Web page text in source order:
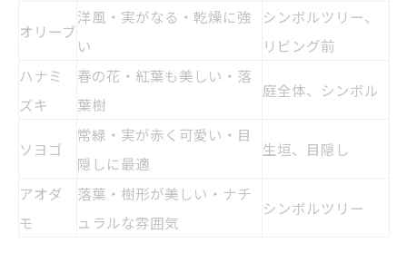
オリーブ
洋風・実がなる・乾燥に強
い
シンボルツリー、
リビング前
ハナミ
ズキ
春の花・ 紅葉も美しい・落
葉樹
庭全体、シンボル
ソヨゴ
常緑・実が赤く可愛い・目
隠しに最適
生垣、目隠し
アオダ
モ
落葉・樹形が美しい・ナチ
ュラルな雰囲気
シンボルツリー